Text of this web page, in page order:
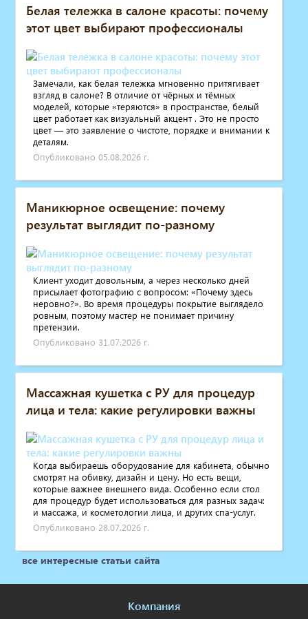
Белая тележка в салоне красоты: почему
этот цвет выбирают профессионалы
Замечали, как белая тележка мгновенно притягивает
взгляд в салоне? В отличие от чёрных и тёмных
моделей, которые «теряются» в пространстве, белый
цвет работает как визуальный акцент . Это не просто
цвет — это заявление о чистоте, порядке и внимании к
деталям.
Опубликовано 05.08.2026 г.
Маникюрное освещение: почему
результат выглядит по-разному
Клиент уходит довольным, а через несколько дней
присылает фотографию с вопросом: «Почему здесь
неровно?». Во время процедуры покрытие выглядело
ровным, поэтому мастер не понимает причину
претензии.
Опубликовано 31.07.2026 г.
Массажная кушетка с РУ для процедур
лица и тела: какие регулировки важны
Когда выбираешь оборудование для кабинета, обычно
смотрят на обивку, дизайн и цену. Но есть вещи,
которые важнее внешнего вида. Особенно если стол
для процедур будет использоваться для разных задач:
и массажа, и косметологии лица, и других спа-услуг.
Опубликовано 28.07.2026 г.
все интересные статьи сайта
Компания